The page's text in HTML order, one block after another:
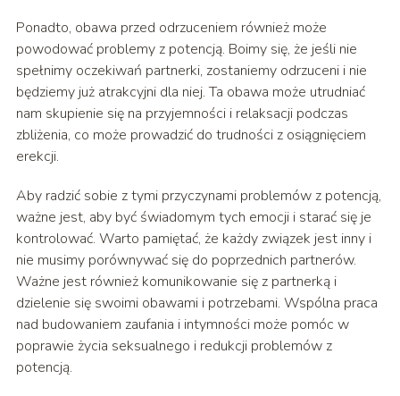
Ponadto, obawa przed odrzuceniem również może
powodować problemy z potencją. Boimy się, że jeśli nie
spełnimy oczekiwań partnerki, zostaniemy odrzuceni i nie
będziemy już atrakcyjni dla niej. Ta obawa może utrudniać
nam skupienie się na przyjemności i relaksacji podczas
zbliżenia, co może prowadzić do trudności z osiągnięciem
erekcji.
Aby radzić sobie z tymi przyczynami problemów z potencją,
ważne jest, aby być świadomym tych emocji i starać się je
kontrolować. Warto pamiętać, że każdy związek jest inny i
nie musimy porównywać się do poprzednich partnerów.
Ważne jest również komunikowanie się z partnerką i
dzielenie się swoimi obawami i potrzebami. Wspólna praca
nad budowaniem zaufania i intymności może pomóc w
poprawie życia seksualnego i redukcji problemów z
potencją.